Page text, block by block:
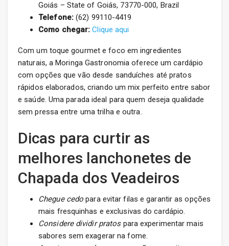
Goiás – State of Goiás, 73770-000, Brazil
Telefone:(62) 99110-4419
Como chegar: Clique aqui
Com um toque gourmet e foco em ingredientes
naturais, a Moringa Gastronomia oferece um cardápio
com opções que vão desde sanduíches até pratos
rápidos elaborados, criando um mix perfeito entre sabor
e saúde. Uma parada ideal para quem deseja qualidade
sem pressa entre uma trilha e outra.
Dicas para curtir as
melhores lanchonetes de
Chapada dos Veadeiros
Chegue cedo para evitar filas e garantir as opções
mais fresquinhas e exclusivas do cardápio.
Considere dividir pratospara experimentar mais
sabores sem exagerar na fome.